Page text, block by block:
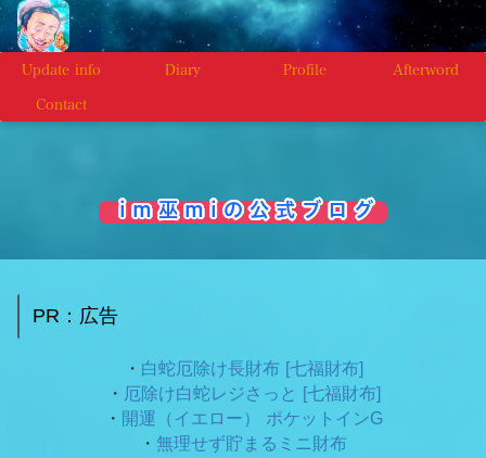
Update info Diary Profile Afterword
Contact
i m 巫 m i の 公 式 ブ ロ グ
PR：広告
・ 白蛇厄除け長財布 [七福財布]
・ 厄除け白蛇レジさっと [七福財布]
・ 開運（イエロー） ポケットインG
・ 無理せず貯まるミニ財布